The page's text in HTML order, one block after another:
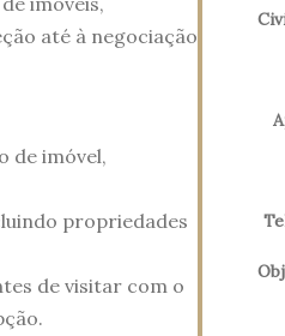
até à negociação
de imóvel,
propriedades
de visitar com o